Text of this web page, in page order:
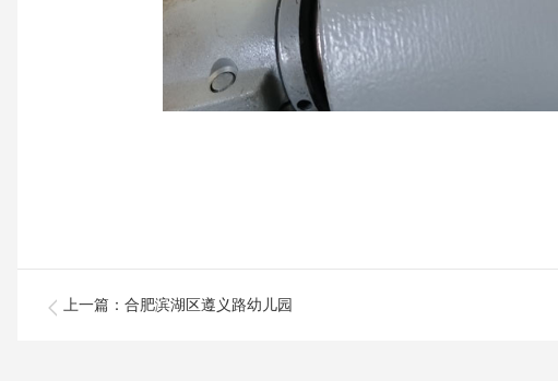
上一篇 ：合肥滨湖区遵义路幼儿园